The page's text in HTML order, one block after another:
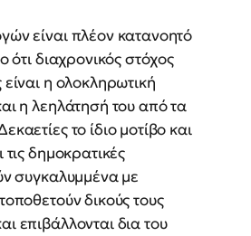
είναι πλέον κατανοητό
ότι διαχρονικός στόχος
η ολοκληρωτική
η λεηλάτησή του από τα
το ίδιο μοτίβο και
δημοκρατικές
συγκαλυμμένα με
δικούς τους
επιβάλλονται δια του